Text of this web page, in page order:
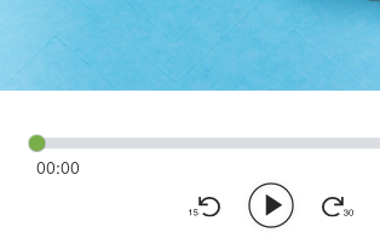
00:00